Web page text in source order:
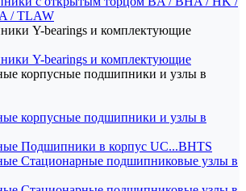
/ TLAW
Y-bearings и комплектующие
Y-bearings и комплектующие
корпусные подшипники и узлы в
корпусные подшипники и узлы в
Подшипники в корпус UC...BHTS
Стационарные подшипниковые узлы в